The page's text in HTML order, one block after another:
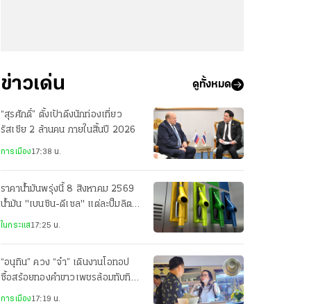
ข่าวเด่น ดูทั้งหมด
“สุรศักดิ์” ตั้งเป้าดึงนักท่องเที่ยว
รัสเซีย 2 ล้านคน ภายในสิ้นปี 2026
การเมือง17:38 น.
ราคาน้ำมันพรุ่งนี้ 8 สิงหาคม 2569
น้ำมัน "เบนซิน-ดีเซล" แต่ละปั๊มลิตร
ละเท่าไร
ในกระแส17:25 น.
“อนุทิน” ควง “จ๋า” เดินงานโอทอป
ซื้อสร้อยทองคำขาวเพชรล้อมทับทิม
กินบ่เซี่ยง ราคา 1.2 ล้านให้
การเมือง17:19 น.